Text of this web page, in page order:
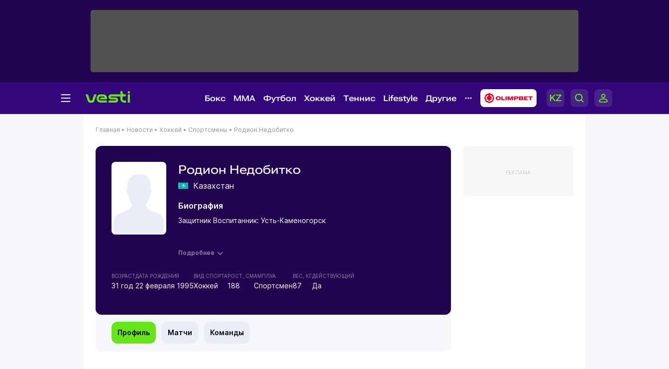
Бокс MMA Футбол Хоккей Теннис Lifestyle Другие
Главная • Новости • Хоккей • Спортсмены • Родион Недобитко
Родион Недобитко
Казахстан
Биография
Защитник Воспитанник: Усть-Каменогорск
Подробнее
ВОЗРАСТ
31 год
ДАТА РОЖДЕНИЯ
22 февраля 1995
ВИД СПОРТА
Хоккей
РОСТ, СМ
188
АМПЛУА
Спортсмен
ВЕС, КГ
87
ДЕЙСТВУЮЩИЙ
Да
Профиль Матчи Команды
РЕКЛАМА